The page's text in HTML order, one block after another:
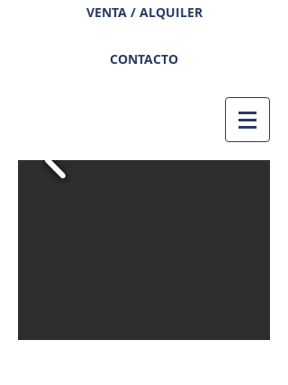
VENTA / ALQUILER
CONTACTO